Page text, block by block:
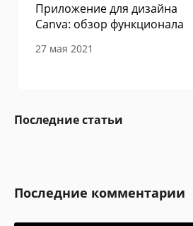
Приложение для дизайна
Canva: обзор функционала
27 мая 2021
Последние статьи
Последние комментарии